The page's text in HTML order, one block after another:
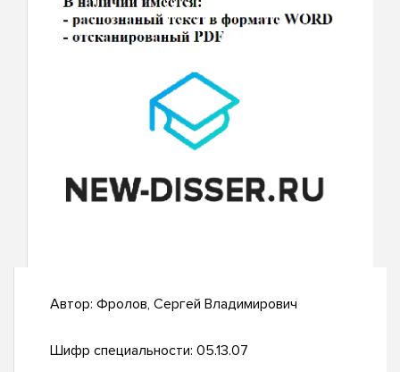
Автор: Фролов, Сергей Владимирович
Шифр специальности: 05.13.07